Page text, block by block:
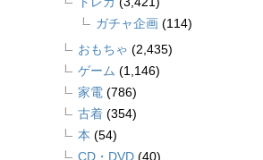
ガチャ企画 (114)
おもちゃ (2,435)
ゲーム (1,146)
家電 (786)
古着 (354)
本 (54)
CD・DVD (40)